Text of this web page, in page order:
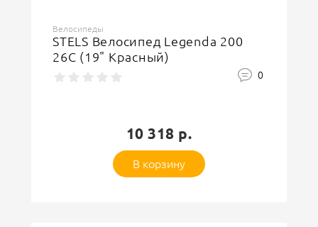
Велосипеды
STELS Велосипед Legenda 200
26C (19" Красный)
0
10 318 р.
В корзину